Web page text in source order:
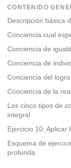
CONTENIDO
Descripción básica
Conciencia cual
Conciencia de
Conciencia de
Conciencia del logro
Conciencia de la
Los cinco tipos de
integral
Ejercicio 10: Aplicar
Esquema de
profunda